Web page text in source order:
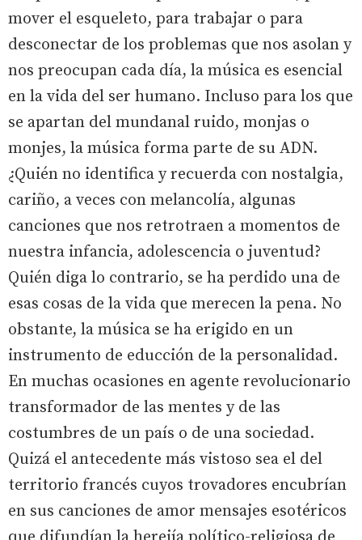
mover el esqueleto, para trabajar o para
desconectar de los problemas que nos asolan y
nos preocupan cada día, la música es esencial
en la vida del ser humano. Incluso para los que
se apartan del mundanal ruido, monjas o
monjes, la música forma parte de su ADN.
¿Quién no identifica y recuerda con nostalgia,
cariño, a veces con melancolía, algunas
canciones que nos retrotraen a momentos de
nuestra infancia, adolescencia o juventud?
Quién diga lo contrario, se ha perdido una de
esas cosas de la vida que merecen la pena. No
obstante, la música se ha erigido en un
instrumento de educción de la personalidad.
En muchas ocasiones en agente revolucionario
transformador de las mentes y de las
costumbres de un país o de una sociedad.
Quizá el antecedente más vistoso sea el del
territorio francés cuyos trovadores encubrían
en sus canciones de amor mensajes esotéricos